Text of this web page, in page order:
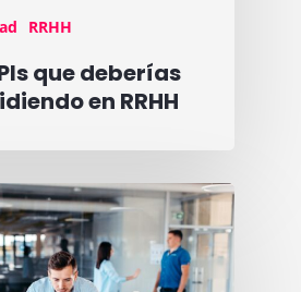
RRHH
que deberías
en RRHH